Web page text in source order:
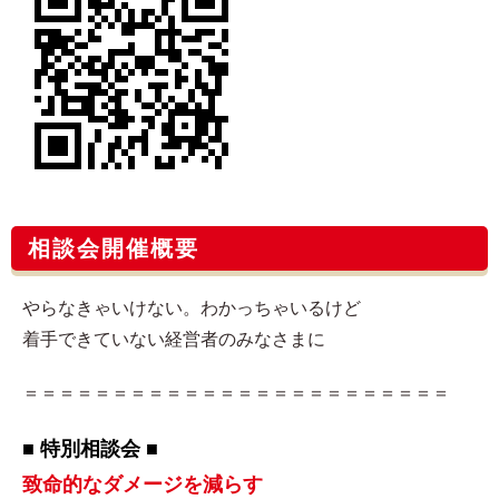
相談会開催概要
やらなきゃいけない。わかっちゃいるけど
着手できていない経営者のみなさまに
＝＝＝＝＝＝＝＝＝＝＝＝＝＝＝＝＝＝＝＝＝＝＝＝
■ 特別相談会 ■
致命的なダメージを減らす